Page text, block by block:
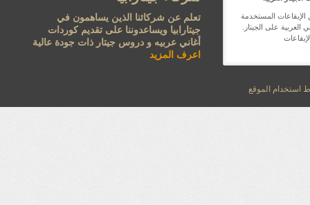
الإيقاعات المستخدمة
على الجيتار.
تعلم عن شركائنا الذين يساهمون في
جيتارابيا ويساعدوننا على تقديم كوردات
أغاني عربيه و دروس جيتار ذات جودة عالية
اعرف المزيد
استخدام الموقع